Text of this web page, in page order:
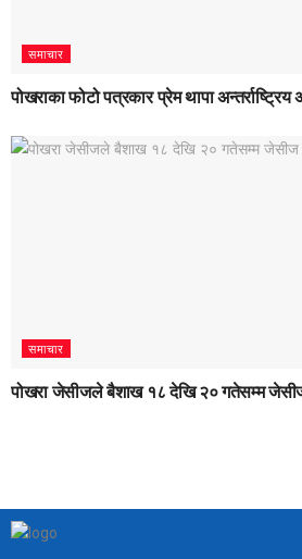
समाचार
पोखराका फोटो पत्रकार प्रेम थापा अन्तर्राष्ट्रिय
समाचार
पोखरा जेसीजले बैशाख १८ देखि २० गतेसम्म जेसीज